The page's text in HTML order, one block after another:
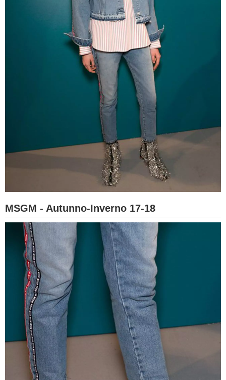
MSGM - Autunno-Inverno 17-18